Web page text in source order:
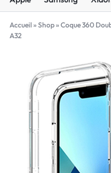
Accueil » Shop» Coque 360
A32